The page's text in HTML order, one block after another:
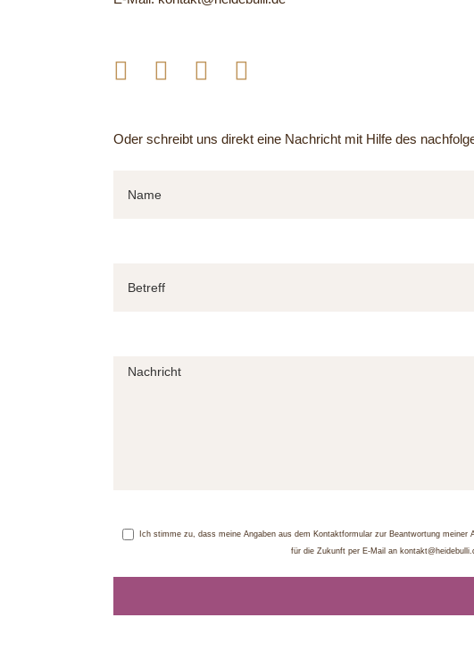
Oder schreibt uns direkt eine Nachricht mit Hilfe des
Ich stimme zu, dass meine Angaben aus dem Kontaktformular zur Beantwortung
für die Zukunft per E-Mail an